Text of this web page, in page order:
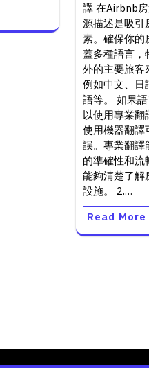
譯 在Airbnb
源描述是吸引
素。確保你的
蓋多種語言，
外的主要旅客
例如中文、日
語等。 如果
以使用專業翻
使用機器翻譯
誤。專業翻譯
的準確性和流
能夠清楚了解
設施。 2.…
Read More